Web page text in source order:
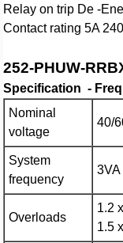
Relay on trip De -
Contact rating 5A
252-PHUW-
Specification -
Nominal
voltage
40/
System
frequency
3VA
Overloads
1.2
1.5